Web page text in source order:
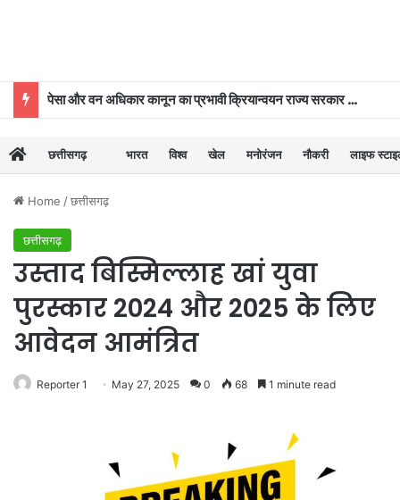
पेसा और वन अधिकार कानून का प्रभावी क्रियान्वयन राज्य सरकार की प्राथमिकताओं में शामिल : मुख्यमंत्री विष्णुदेव साय
छत्तीसगढ़ भारत विश्व खेल मनोरंजन नौकरी लाइफ
Home /छत्तीसगढ़
छत्तीसगढ़
उस्ताद बिस्मिल्लाह खां युवा
पुरस्कार 2024 और 2025 के लिए
आवेदन आमंत्रित
Reporter 1 May 27, 2025 0 68 1 minute read